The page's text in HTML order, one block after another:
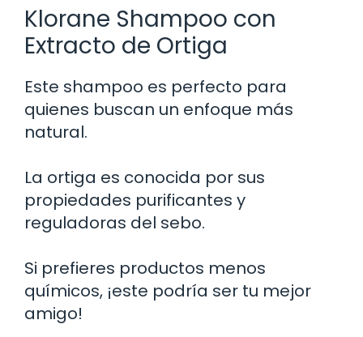
Klorane Shampoo con
Extracto de Ortiga
Este shampoo es perfecto para
quienes buscan un enfoque más
natural.
La ortiga es conocida por sus
propiedades purificantes y
reguladoras del sebo.
Si prefieres productos menos
químicos, ¡este podría ser tu mejor
amigo!